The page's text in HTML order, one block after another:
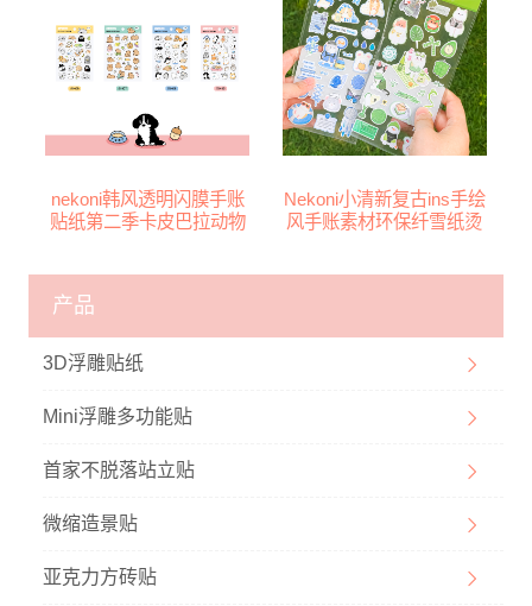
nekoni韩风透明闪膜手账
贴纸第二季卡皮巴拉动物
Nekoni小清新复古ins手绘
风手账素材环保纤雪纸烫
产品
3D浮雕贴纸
Mini浮雕多功能贴
首家不脱落站立贴
微缩造景贴
亚克力方砖贴